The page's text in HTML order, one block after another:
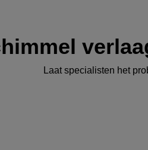
Laat specialisten het